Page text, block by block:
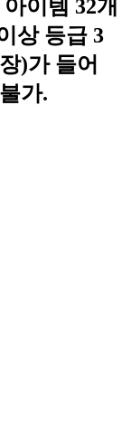
이템 32개
상 등급 3
)가 들어
가.